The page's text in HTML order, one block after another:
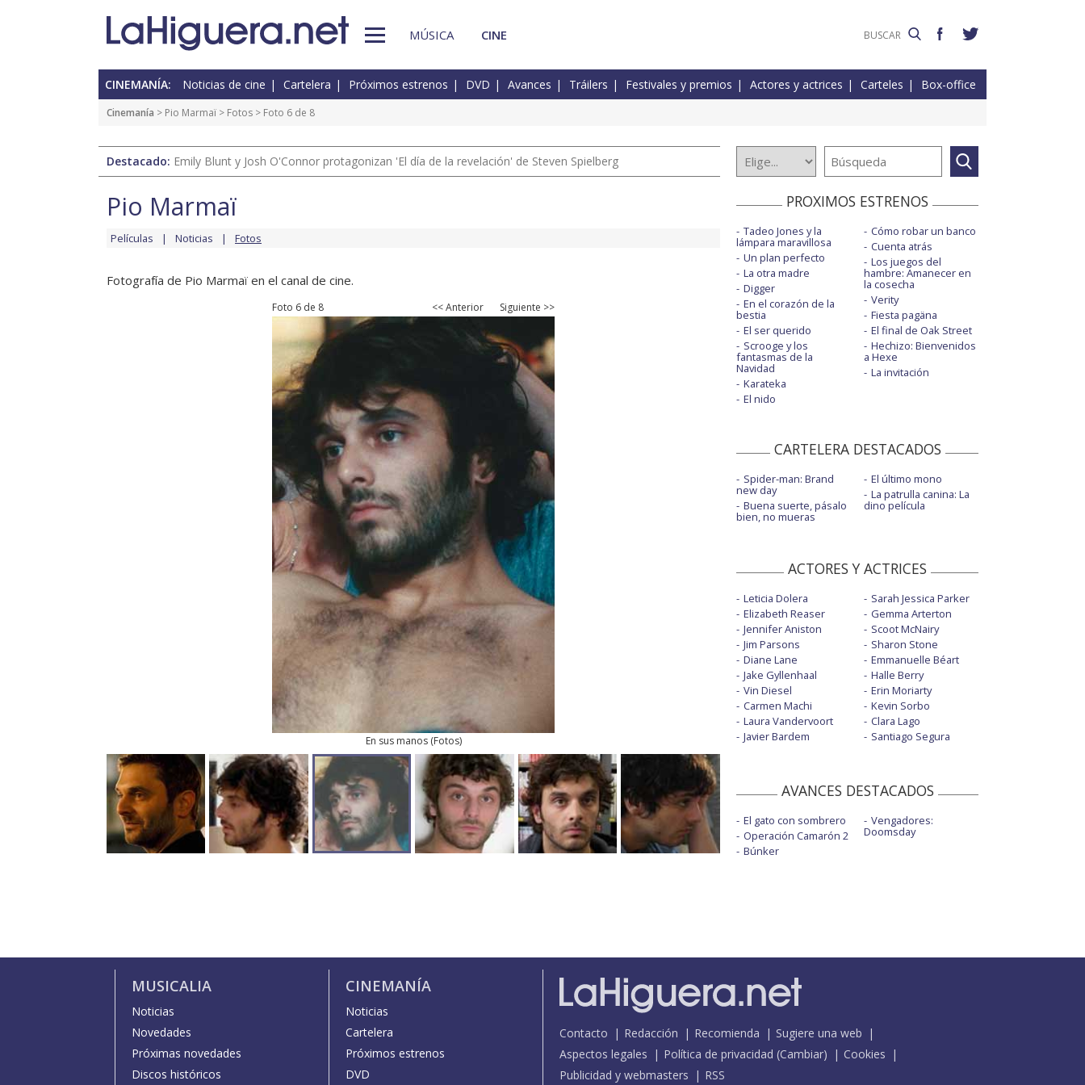
MÚSICA CINE
CINEMANÍA: Noticias de cine Cartelera Próximos estrenos DVD Avances Tráilers Festivales y premios Actores y actrices Carteles Box-office
Cinemanía > Pio Marmaï > Fotos > Foto 6 de 8
Destacado: Emily Blunt y Josh O'Connor protagonizan 'El día de la revelación' de Steven Spielberg
Pio Marmaï
Películas Noticias Fotos
Fotografía de Pio Marmaï en el canal de cine.
Foto 6 de 8 << Anterior Siguiente >>
En sus manos(Fotos)
PROXIMOS ESTRENOS
Tadeo Jones y la
lámpara maravillosa
Un plan perfecto
La otra madre
Digger
En el corazón de la
bestia
El ser querido
Scrooge y los
fantasmas de la
Navidad
Karateka
El nido
Cómo robar un banco
Cuenta atrás
Los juegos del
hambre: Amanecer en
la cosecha
Verity
Fiesta pagäna
El final de Oak Street
Hechizo: Bienvenidos
a Hexe
La invitación
CARTELERA DESTACADOS
Spider-man: Brand
new day
Buena suerte, pásalo
bien, no mueras
El último mono
La patrulla canina: La
dino película
ACTORES Y ACTRICES
Leticia Dolera
Elizabeth Reaser
Jennifer Aniston
Jim Parsons
Diane Lane
Jake Gyllenhaal
Vin Diesel
Carmen Machi
Laura Vandervoort
Javier Bardem
Sarah Jessica Parker
Gemma Arterton
Scoot McNairy
Sharon Stone
Emmanuelle Béart
Halle Berry
Erin Moriarty
Kevin Sorbo
Clara Lago
Santiago Segura
AVANCES DESTACADOS
El gato con sombrero
Operación Camarón 2
Búnker
Vengadores:
Doomsday
MUSICALIA
Noticias
Novedades
Próximas novedades
Discos históricos
CINEMANÍA
Noticias
Cartelera
Próximos estrenos
DVD
Contacto Redacción Recomienda
Sugiere una web
Aspectos legales
Política de privacidad (Cambiar)
Cookies
Publicidad y webmasters
RSS